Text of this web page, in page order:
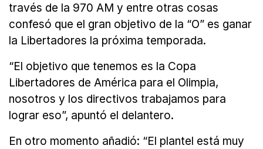
través de la 970 AM y entre otras cosas
confesó que el gran objetivo de la “O” es ganar
la Libertadores la próxima temporada.
“El objetivo que tenemos es la Copa
Libertadores de América para el Olimpia,
nosotros y los directivos trabajamos para
lograr eso”, apuntó el delantero.
En otro momento añadió: “El plantel está muy